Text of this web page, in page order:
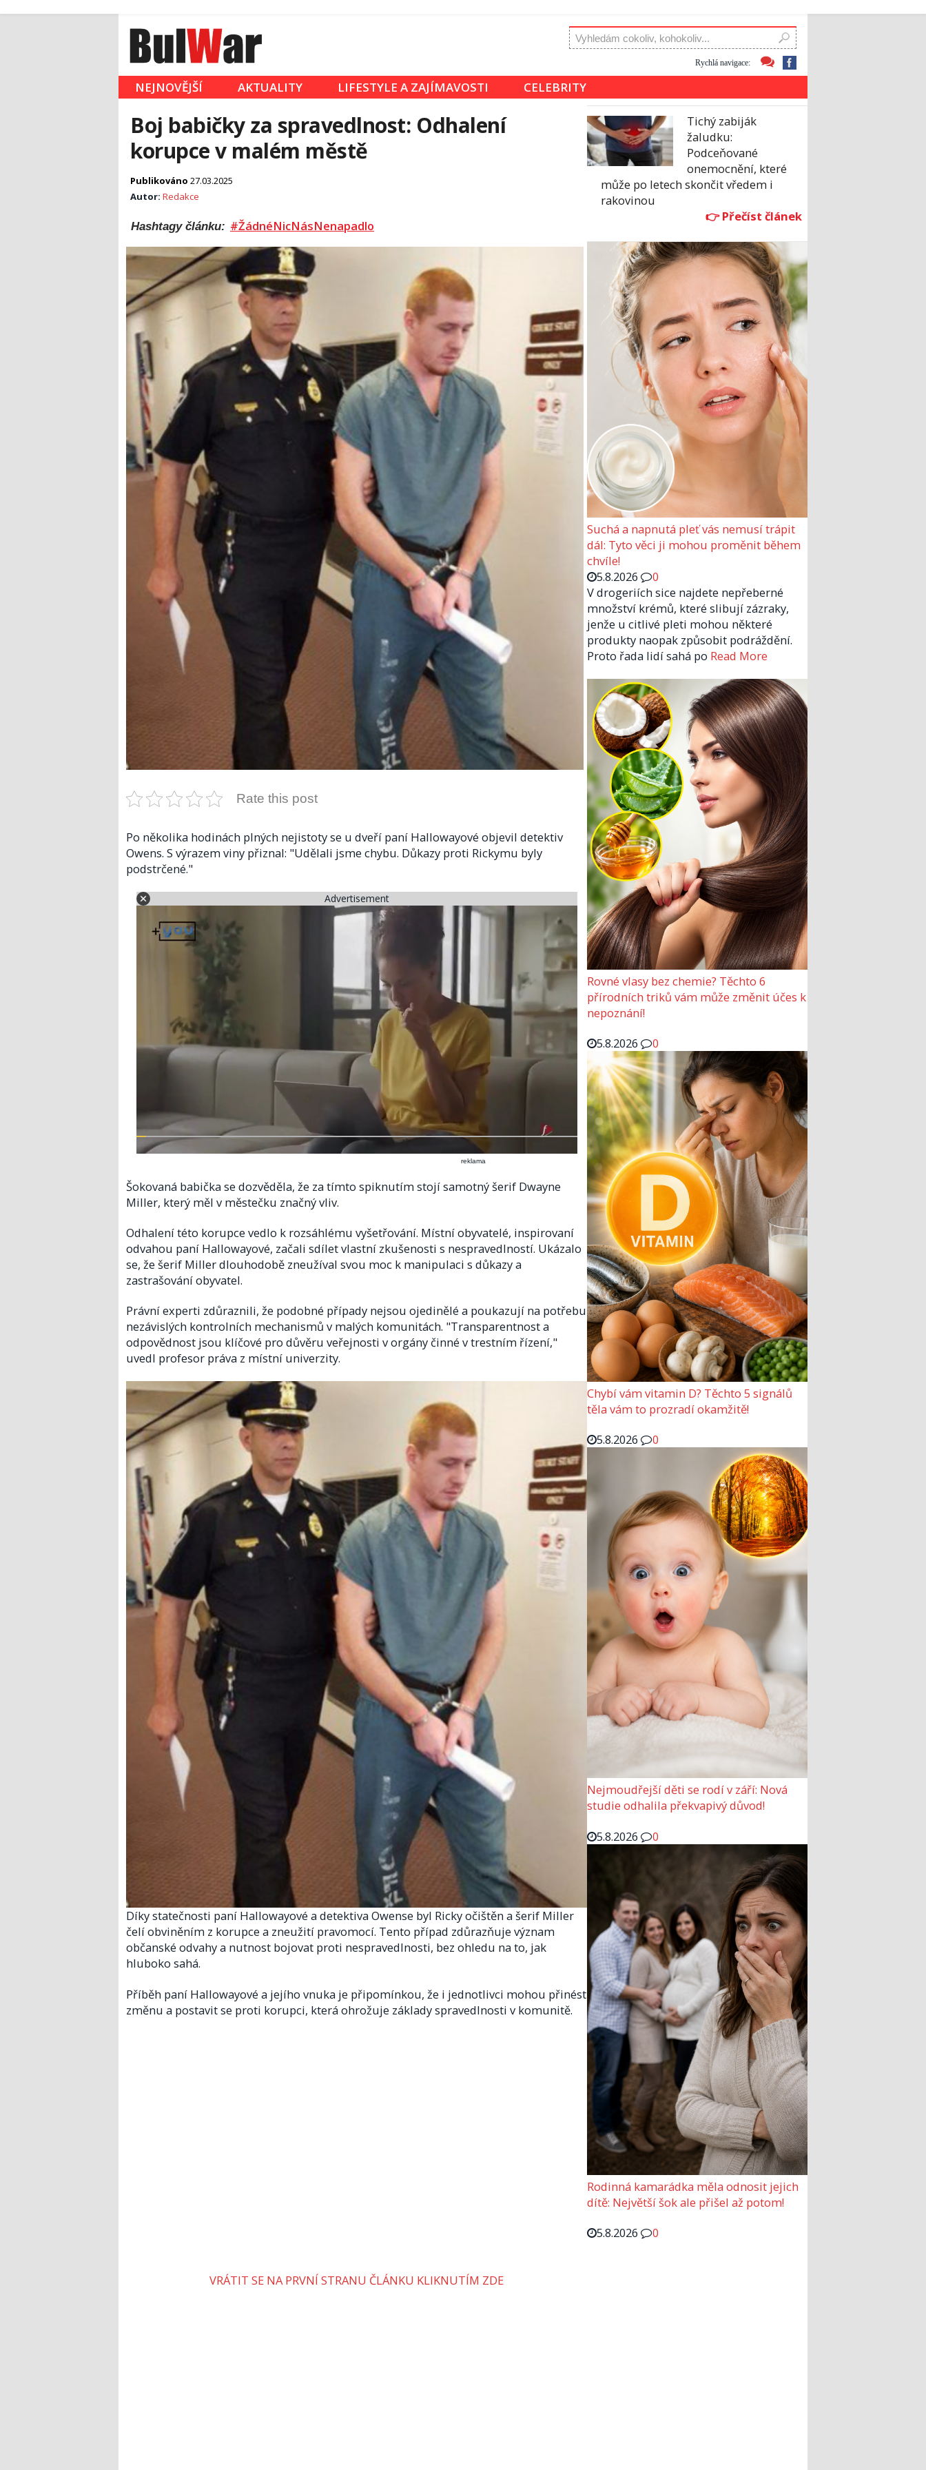
Rychlá navigace:
NEJNOVĚJŠÍ AKTUALITY LIFESTYLE A ZAJÍMAVOSTI CELEBRITY
Boj babičky za spravedlnost: Odhalení
korupce v malém městě
Publikováno 27.03.2025
Autor: Redakce
Hashtagy článku: #ŽádnéNicNásNenapadlo
Rate this post
Po několika hodinách plných nejistoty se u dveří paní Hallowayové objevil detektiv
Owens. S výrazem viny přiznal: "Udělali jsme chybu. Důkazy proti Rickymu byly
podstrčené."​
Advertisement
reklama
Šokovaná babička se dozvěděla, že za tímto spiknutím stojí samotný šerif Dwayne
Miller, který měl v městečku značný vliv.​
Odhalení této korupce vedlo k rozsáhlému vyšetřování. Místní obyvatelé, inspirovaní
odvahou paní Hallowayové, začali sdílet vlastní zkušenosti s nespravedlností. Ukázalo
se, že šerif Miller dlouhodobě zneužíval svou moc k manipulaci s důkazy a
zastrašování obyvatel.​
Právní experti zdůraznili, že podobné případy nejsou ojedinělé a poukazují na potřebu
nezávislých kontrolních mechanismů v malých komunitách. "Transparentnost a
odpovědnost jsou klíčové pro důvěru veřejnosti v orgány činné v trestním řízení,"
uvedl profesor práva z místní univerzity.​
Díky statečnosti paní Hallowayové a detektiva Owense byl Ricky očištěn a šerif Miller
čelí obviněním z korupce a zneužití pravomocí. Tento případ zdůrazňuje význam
občanské odvahy a nutnost bojovat proti nespravedlnosti, bez ohledu na to, jak
hluboko sahá.​
Příběh paní Hallowayové a jejího vnuka je připomínkou, že i jednotlivci mohou přinést
změnu a postavit se proti korupci, která ohrožuje základy spravedlnosti v komunitě.
VRÁTIT SE NA PRVNÍ STRANU ČLÁNKU KLIKNUTÍM ZDE
Tichý zabiják
žaludku:
Podceňované
onemocnění, které
může po letech skončit vředem i
rakovinou
Suchá a napnutá pleť vás nemusí trápit
dál: Tyto věci ji mohou proměnit během
chvíle!
5.8.2026
0
V drogeriích sice najdete nepřeberné
množství krémů, které slibují zázraky,
jenže u citlivé pleti mohou některé
produkty naopak způsobit podráždění.
Proto řada lidí sahá po Read More
Rovné vlasy bez chemie? Těchto 6
přírodních triků vám může změnit účes k
nepoznání!
5.8.2026
0
Chybí vám vitamin D? Těchto 5 signálů
těla vám to prozradí okamžitě!
5.8.2026
0
Nejmoudřejší děti se rodí v září: Nová
studie odhalila překvapivý důvod!
5.8.2026
0
Rodinná kamarádka měla odnosit jejich
dítě: Největší šok ale přišel až potom!
5.8.2026
0